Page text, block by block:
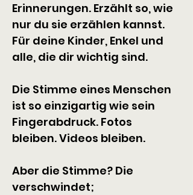
Erinnerungen. Erzählt so, wie
nur du sie erzählen kannst.
Für deine Kinder, Enkel und
alle, die dir wichtig sind.
​Die Stimme eines Menschen
ist so einzigartig wie sein
Fingerabdruck. Fotos
bleiben. Videos bleiben.
Aber die Stimme? Die
verschwindet;